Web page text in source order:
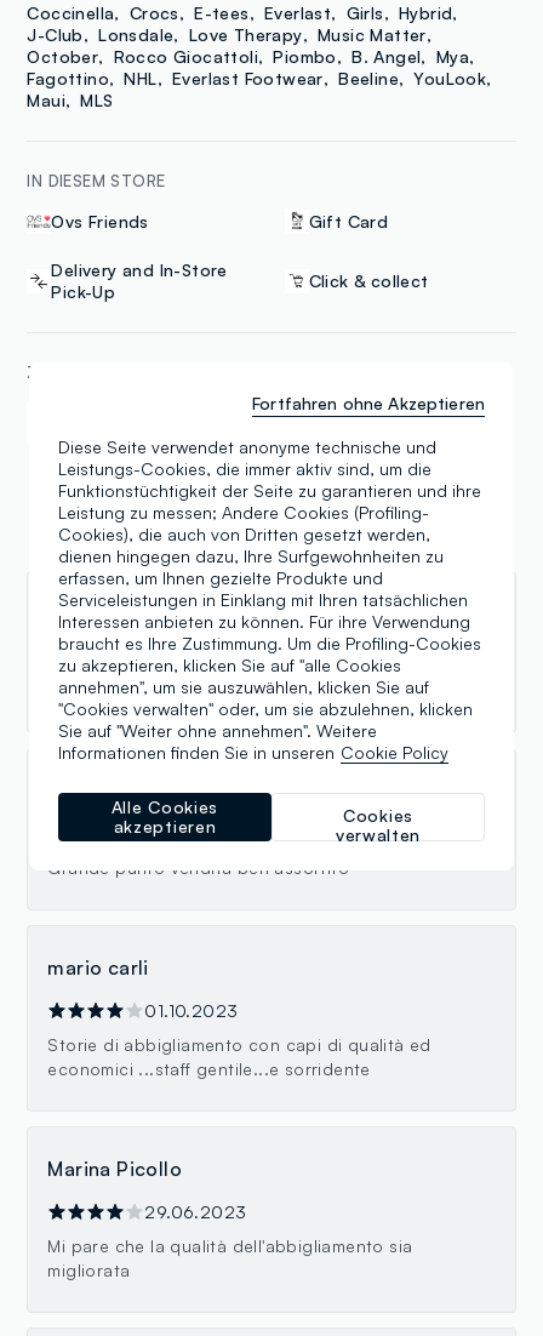
Coccinella Crocs E-tees Everlast Girls
Hybrid
J-Club
Lonsdale Love Therapy
Music Matter
October
Rocco Giocattoli Piombo B. Angel
Mya
Fagottino
NHL Everlast Footwear Beeline
YouLook
Maui
MLS
IN DIESEM STORE
Ovs Friends Gift Card
Delivery and In-Store
Pick-Up
Click & collect
ZAHLUNGSART
Apple Pay
Bewertungen
Sandro Ronconi
29.12.2023
Molto fornito, adatto a molte tasche.
ROBERTO PRESCENDI
17.12.2023
Grande punto vendita ben assortito
mario carli
01.10.2023
Storie di abbigliamento con capi di qualità ed
economici ...staff gentile...e sorridente
Marina Picollo
29.06.2023
Mi pare che la qualità dell'abbigliamento sia
migliorata
Diese Seite verwendet anonyme technische und
Leistungs-Cookies, die immer aktiv sind, um die
Funktionstüchtigkeit der Seite zu garantieren und ihre
Leistung zu messen; Andere Cookies (Profiling-
Cookies), die auch von Dritten gesetzt werden,
dienen hingegen dazu, Ihre Surfgewohnheiten zu
erfassen, um Ihnen gezielte Produkte und
Serviceleistungen in Einklang mit Ihren tatsächlichen
Interessen anbieten zu können. Für ihre Verwendung
braucht es Ihre Zustimmung. Um die Profiling-Cookies
zu akzeptieren, klicken Sie auf "alle Cookies
annehmen", um sie auszuwählen, klicken Sie auf
"Cookies verwalten" oder, um sie abzulehnen, klicken
Sie auf "Weiter ohne annehmen". Weitere
Informationen finden Sie in unseren Cookie Policy
Cookies
verwalten
Alle Cookies
akzeptieren
Fortfahren ohne Akzeptieren